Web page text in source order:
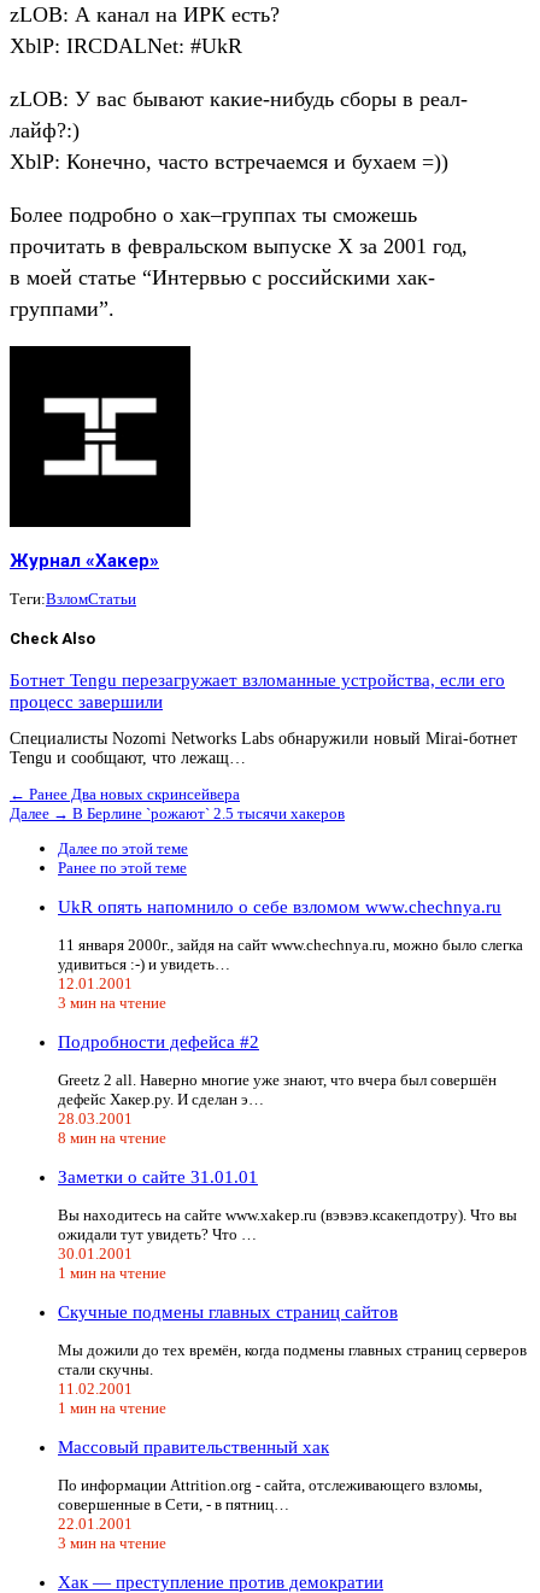
zLOB: А канал на ИРК есть?
XblP: IRCDALNet: #UkR
zLOB: У вас бывают какие-нибудь сборы в реал-
лайф?:)
XblP: Конечно, часто встречаемся и бухаем =))
Более подробно о хак–группах ты сможешь
прочитать в февральском выпуске Х за 2001 год,
в моей статье “Интервью с российскими хак-
группами”.
Журнал «Хакер»
Теги:ВзломСтатьи
Check Also
Ботнет Tengu перезагружает взломанные устройства, если его
процесс завершили
Специалисты Nozomi Networks Labs обнаружили новый Mirai-ботнет
Tengu и сообщают, что лежащ…
← Ранее Два новых скринсейвера
Далее → В Берлине `рожают` 2.5 тысячи хакеров
Далее по этой теме
Ранее по этой теме
UkR опять напомнило о себе взломом www.chechnya.ru
11 января 2000г., зайдя на сайт www.chechnya.ru, можно было слегка
удивиться :-) и увидеть…
12.01.2001
3 мин на чтение
Подробности дефейса #2
Greetz 2 all. Наверно многие уже знают, что вчера был совершён
дефейс Xакер.ру. И сделан э…
28.03.2001
8 мин на чтение
Заметки о сайте 31.01.01
Вы находитесь на сайте www.xakep.ru (вэвэвэ.ксакепдотру). Что вы
ожидали тут увидеть? Что …
30.01.2001
1 мин на чтение
Скучные подмены главных страниц сайтов
Мы дожили до тех времён, когда подмены главных страниц серверов
стали скучны.
11.02.2001
1 мин на чтение
Массовый правительственный хак
По информации Attrition.org - сайта, отслеживающего взломы,
совершенные в Сети, - в пятниц…
22.01.2001
3 мин на чтение
Хак — преступление против демократии